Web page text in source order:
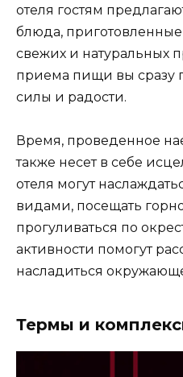
отеля гостям
блюда,
свежих и натуральных
приема пищи вы сразу
силы и радости.
Время, проведенное
также несет в себе
отеля могут
видами, посещать
прогуливаться по
активности помогут
насладиться
Термы и